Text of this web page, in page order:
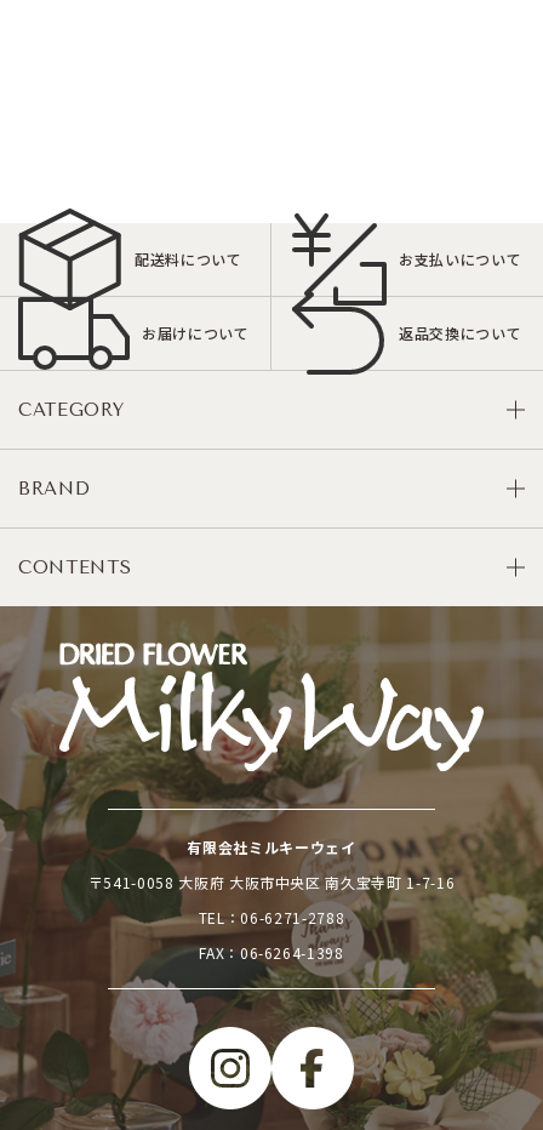
配送料について お支払いについて
お届けについて 返品交換について
CATEGORY
BRAND
CONTENTS
有限会社ミルキーウェイ
〒541-0058 大阪府 大阪市中央区 南久宝寺町 1-7-16
TEL：06-6271-2788
FAX：06-6264-1398